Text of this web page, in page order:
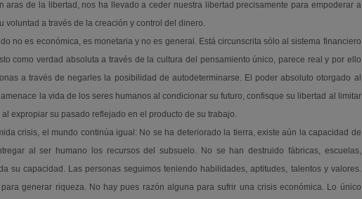
aras de la libertad, nos ha llevado a ceder nuestra libertad precisamente para empoderar a
voluntad a través de la creación y control del dinero.
no es económica, es monetaria y no es general. Está circunscrita sólo al sistema financiero
como verdad absoluta a través de la cultura del pensamiento único, parece real y por ello
a través de negarles la posibilidad de autodeterminarse. El poder absoluto otorgado al
la vida de los seres humanos al condicionar su futuro, confisque su libertad al limitar
expropiar su pasado reflejado en el producto de su trabajo.
crisis, el mundo continúa igual: No se ha deteriorado la tierra, existe aún la capacidad de
al ser humano los recursos del subsuelo. No se han destruido fábricas, escuelas,
su capacidad. Las personas seguimos teniendo habilidades, aptitudes, talentos y valores.
generar riqueza. No hay pues razón alguna para sufrir una crisis económica. Lo único